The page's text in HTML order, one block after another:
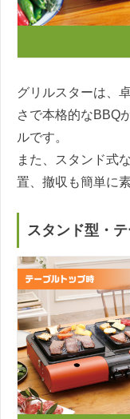
グリルスターは、
さで本格的なBBQ
ルです。
また、スタンド式
置、撤収も簡単に
スタンド型・